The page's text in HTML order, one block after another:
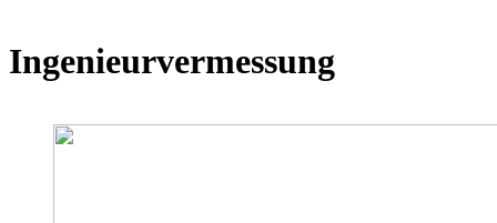
Ingenieur­vermessung